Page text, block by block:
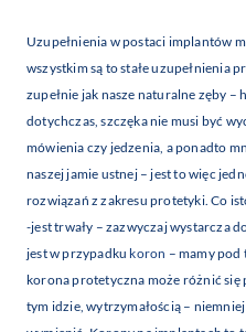
Uzupełnienia w postaci implantów
wszystkim są to stałe uzupełnienia
zupełnie jak nasze naturalne zęby –
dotychczas, szczęka nie musi być
mówienia czy jedzenia, a ponadto
naszej jamie ustnej – jest to więc
rozwiązań z zakresu protetyki. Co
-jest trwały – zazwyczaj wystarcza
jest w przypadku koron – mamy
korona protetyczna może różnić się
tym idzie, wytrzymałością –